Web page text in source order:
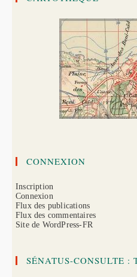
CONNEXION
Inscription
Connexion
Flux des publications
Flux des commentaires
Site de WordPress-FR
SÉNATUS-CONSULTE :